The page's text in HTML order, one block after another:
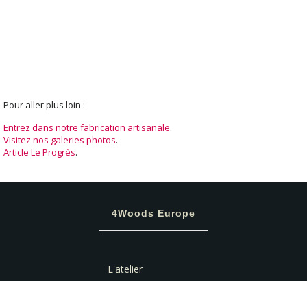
Pour aller plus loin :
Entrez dans notre fabrication artisanale.
Visitez nos galeries photos.
Article Le Progrès.
4Woods Europe
L'atelier